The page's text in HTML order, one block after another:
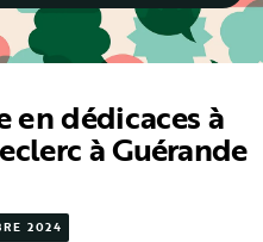
en dédicaces à
à Guérande
2024